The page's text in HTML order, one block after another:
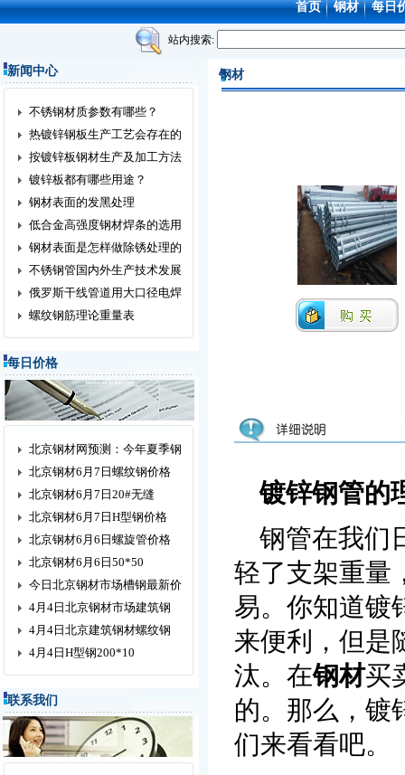
首页 钢材 每日
站内搜索:
新闻中心
不锈钢材质参数有哪些？
热镀锌钢板生产工艺会存在的
按镀锌板钢材生产及加工方法
镀锌板都有哪些用途？
钢材表面的发黑处理
低合金高强度钢材焊条的选用
钢材表面是怎样做除锈处理的
不锈钢管国内外生产技术发展
俄罗斯干线管道用大口径电焊
螺纹钢筋理论重量表
每日价格
北京钢材网预测：今年夏季钢
北京钢材6月7日螺纹钢价格
北京钢材6月7日20#无缝
北京钢材6月7日H型钢价格
北京钢材6月6日螺旋管价格
北京钢材6月6日50*50
今日北京钢材市场槽钢最新价
4月4日北京钢材市场建筑钢
4月4日北京建筑钢材螺纹钢
4月4日H型钢200*10
联系我们
钢材
镀锌钢管的
钢管在我们
轻了支架重量
易。你知道镀
来便利，但是
汰。在钢材买
的。那么，镀
们来看看吧。